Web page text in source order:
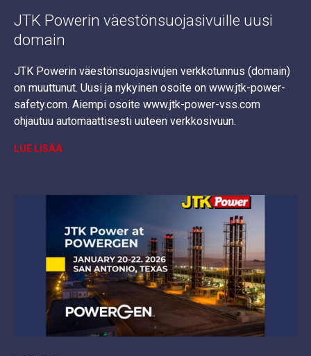
JTK Powerin väestönsuojasivuille uusi
domain
JTK Powerin väestönsuojasivujen verkkotunnus (domain)
on muuttunut. Uusi ja nykyinen osoite on www.jtk-power-
safety.com. Aiempi osoite www.jtk-power-vss.com
ohjautuu automaattisesti uuteen verkkosivuun.
LUE LISÄÄ